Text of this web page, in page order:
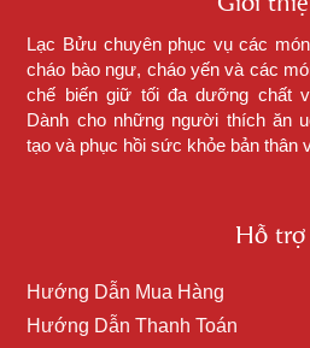
Lạc Bửu chuyên phục vụ các
cháo bào ngư, cháo yến và các
chế biến giữ tối đa dưỡng chất
Dành cho những người thích ăn
tạo và phục hồi sức khỏe bản thân
Hỗ trợ
Hướng Dẫn Mua Hàng
Hướng Dẫn Thanh Toán